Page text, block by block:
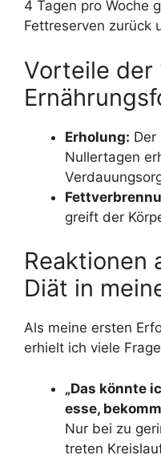
4 Tagen pro Woche
Fettreserven zurück
Vorteile der
Erholung: Der
Nullertagen
greift der
Reaktionen
Diät in
Als meine ersten
erhielt ich viele
„Das könnte
esse,
Nur bei zu
treten